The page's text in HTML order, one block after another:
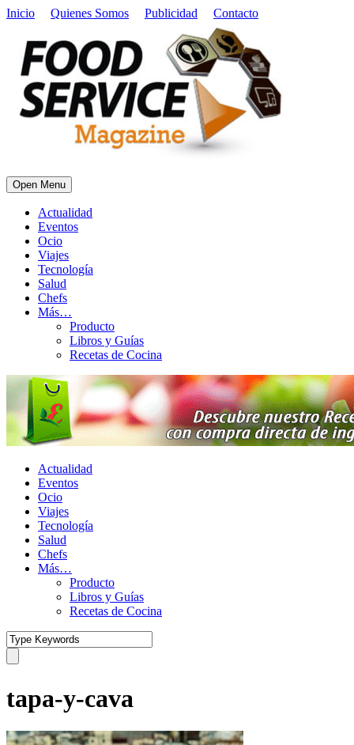
Inicio Quienes Somos Publicidad Contacto
Open Menu
Actualidad
Eventos
Ocio
Viajes
Tecnología
Salud
Chefs
Más…
Producto
Libros y Guías
Recetas de Cocina
Actualidad
Eventos
Ocio
Viajes
Tecnología
Salud
Chefs
Más…
Producto
Libros y Guías
Recetas de Cocina
tapa-y-cava